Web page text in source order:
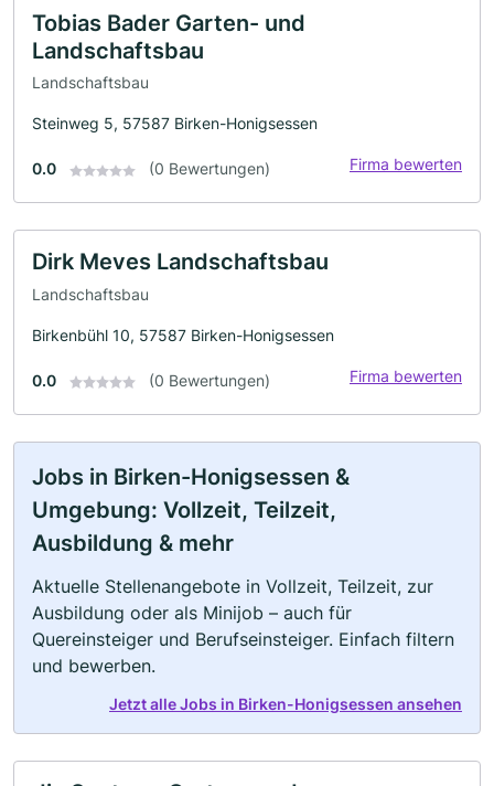
Tobias Bader Garten- und
Landschaftsbau
Landschaftsbau
Steinweg 5, 57587 Birken-Honigsessen
0.0 (0 Bewertungen) Firma bewerten
Dirk Meves Landschaftsbau
Landschaftsbau
Birkenbühl 10, 57587 Birken-Honigsessen
0.0 (0 Bewertungen) Firma bewerten
Jobs in Birken-Honigsessen &
Umgebung: Vollzeit, Teilzeit,
Ausbildung & mehr
Aktuelle Stellenangebote in Vollzeit, Teilzeit, zur
Ausbildung oder als Minijob – auch für
Quereinsteiger und Berufseinsteiger. Einfach filtern
und bewerben.
Jetzt alle Jobs in Birken-Honigsessen ansehen